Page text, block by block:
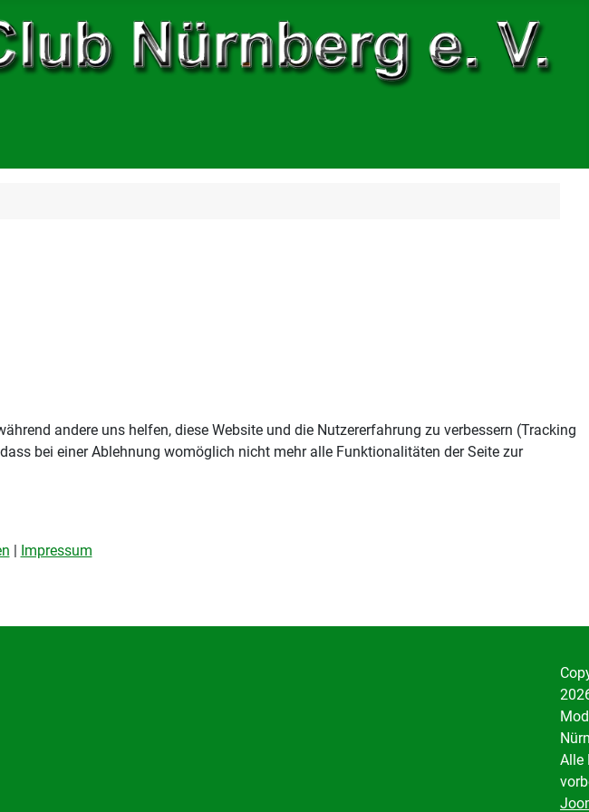
Alle
andere uns helfen, diese Website und die Nutzererfahrung zu verbessern (Tracking
bei einer Ablehnung womöglich nicht mehr alle Funktionalitäten der Seite zur
| Impressum